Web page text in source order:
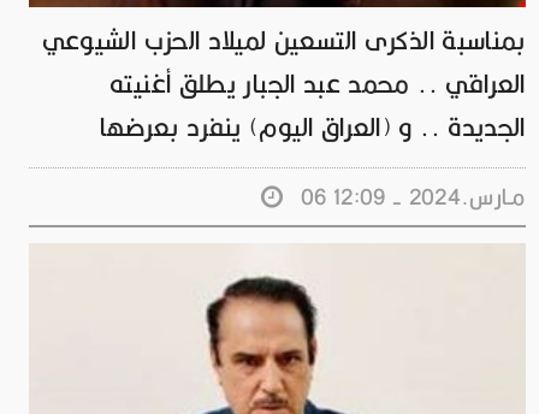
بمناسبة الذكرى التسعين لميلاد الحزب الشيوعي
العراقي .. محمد عبد الجبار يطلق أغنيته
الجديدة .. و (العراق اليوم) ينفرد بعرضها
06 مـارس.2024 - 12:09